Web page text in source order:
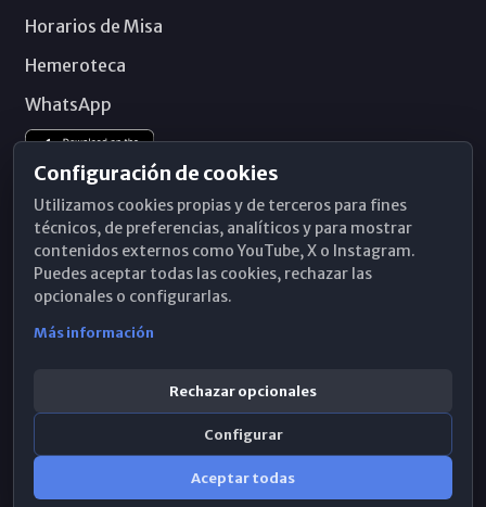
Horarios de Misa
Hemeroteca
WhatsApp
Configuración de cookies
Utilizamos cookies propias y de terceros para fines
técnicos, de preferencias, analíticos y para mostrar
contenidos externos como YouTube, X o Instagram.
Puedes aceptar todas las cookies, rechazar las
opcionales o configurarlas.
Más información
Rechazar opcionales
Configurar
Aceptar todas